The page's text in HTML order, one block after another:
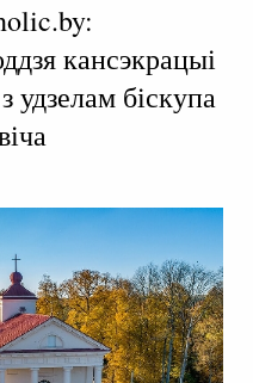
кансэкрацыі
удзелам біскупа